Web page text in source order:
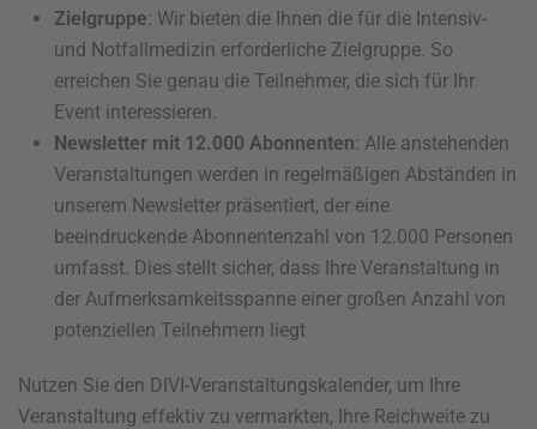
Zielgruppe: Wir bieten die Ihnen die für die Intensiv-
und Notfallmedizin erforderliche Zielgruppe. So
erreichen Sie genau die Teilnehmer, die sich für Ihr
Event interessieren.
Newsletter mit 12.000 Abonnenten: Alle anstehenden
Veranstaltungen werden in regelmäßigen Abständen in
unserem Newsletter präsentiert, der eine
beeindruckende Abonnentenzahl von 12.000 Personen
umfasst. Dies stellt sicher, dass Ihre Veranstaltung in
der Aufmerksamkeitsspanne einer großen Anzahl von
potenziellen Teilnehmern liegt
Nutzen Sie den DIVI-Veranstaltungskalender, um Ihre
Veranstaltung effektiv zu vermarkten, Ihre Reichweite zu